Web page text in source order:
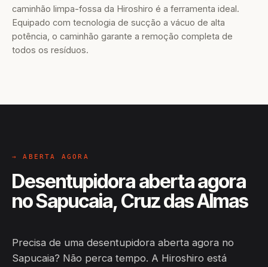
caminhão limpa-fossa da Hiroshiro é a ferramenta ideal.
Equipado com tecnologia de sucção a vácuo de alta
potência, o caminhão garante a remoção completa de
todos os resíduos.
→ ABERTA AGORA
Desentupidora aberta agora
no Sapucaia, Cruz das Almas
Precisa de uma desentupidora aberta agora no
Sapucaia? Não perca tempo. A Hiroshiro está